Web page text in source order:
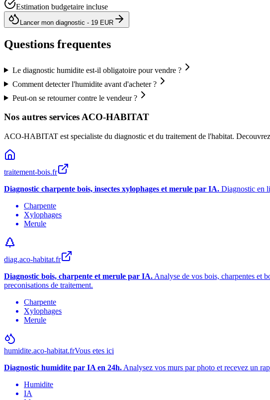
Estimation budgetaire incluse
Lancer mon diagnostic - 19 EUR
Questions frequentes
Le diagnostic humidite est-il obligatoire pour vendre ?
Comment detecter l'humidite avant d'acheter ?
Peut-on se retourner contre le vendeur ?
Nos autres services ACO-HABITAT
ACO-HABITAT est specialiste du diagnostic et du traitement de l'habitat.
traitement-bois.fr
Diagnostic charpente bois, insectes xylophages et merule par IA. Diagnostic en
Charpente
Xylophages
Merule
diag.aco-habitat.fr
Diagnostic bois, charpente et merule par IA. Analyse de vos bois, charpentes et
preconisations de traitement.
Charpente
Xylophages
Merule
humidite.aco-habitat.frVous etes ici
Diagnostic humidite par IA en 24h. Analysez vos murs par photo et recevez un
Humidite
IA